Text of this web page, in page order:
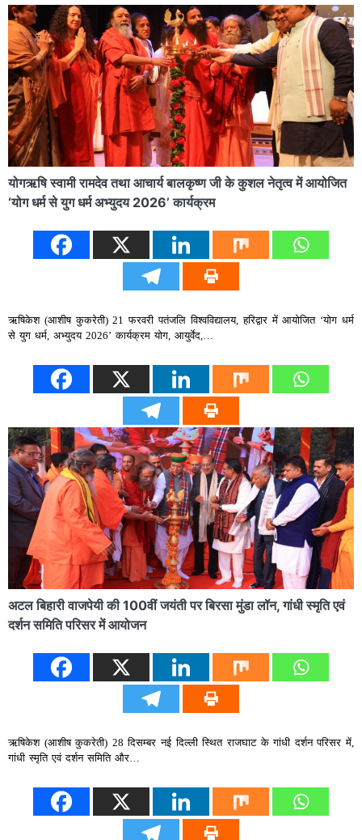
योगऋषि स्वामी रामदेव तथा आचार्य बालकृष्ण जी के कुशल नेतृत्व में आयोजित
‘योग धर्म से युग धर्म अभ्युदय 2026’ कार्यक्रम
ऋषिकेश (आशीष कुकरेती) 21 फरवरी पतंजलि विश्वविद्यालय, हरिद्वार में आयोजित ‘योग धर्म
से युग धर्म, अभ्युदय 2026’ कार्यक्रम योग, आयुर्वेद,…
अटल बिहारी वाजपेयी की 100वीं जयंती पर बिरसा मुंडा लॉन, गांधी स्मृति एवं
दर्शन समिति परिसर में आयोजन
ऋषिकेश (आशीष कुकरेती) 28 दिसम्बर नई दिल्ली स्थित राजघाट के गांधी दर्शन परिसर में,
गांधी स्मृति एवं दर्शन समिति और…